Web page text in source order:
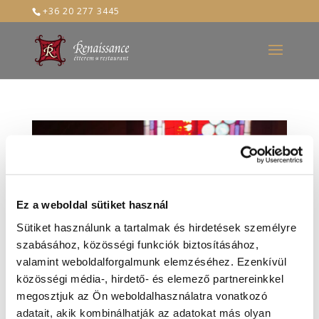
Ez a weboldal sütiket használ
Sütiket használunk a tartalmak és hirdetések személyre
szabásához, közösségi funkciók biztosításához,
valamint weboldalforgalmunk elemzéséhez. Ezenkívül
közösségi média-, hirdető- és elemező partnereinkkel
megosztjuk az Ön weboldalhasználatra vonatkozó
adatait, akik kombinálhatják az adatokat más olyan
+36 20 277 3445